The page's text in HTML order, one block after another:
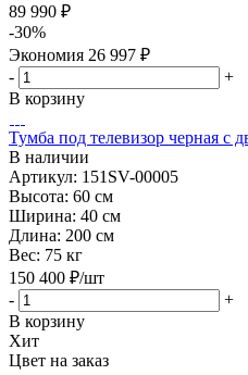
89 990 ₽
-30%
Экономия 26 997 ₽
-
+
В корзину
Тумба под телевизор черная с
В наличии
Артикул: 151SV-00005
Высота: 60 см
Ширина: 40 см
Длина: 200 см
Вес: 75 кг
150 400 ₽/шт
-
+
В корзину
Хит
Цвет на заказ